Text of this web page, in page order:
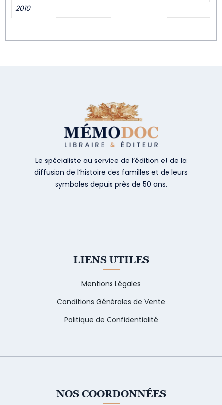
2010
Le spécialiste au service de l’édition et de la
diffusion de l’histoire des familles et de leurs
symboles depuis près de 50 ans.
LIENS UTILES
Mentions Légales
Conditions Générales de Vente
Politique de Confidentialité
NOS COORDONNÉES